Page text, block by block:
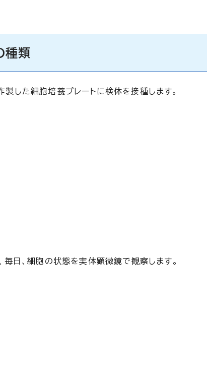
種類
した細胞培養プレートに検体を接種します。
、細胞の状態を実体顕微鏡で観察します。